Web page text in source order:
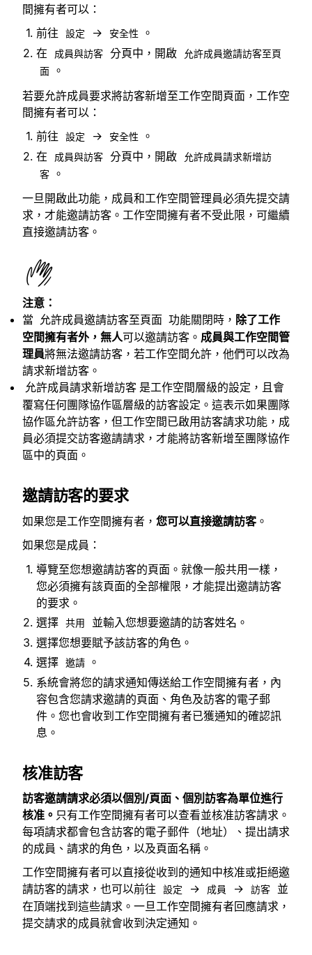
間擁有者可以：
前往
設定 → 安全性
。
在
成員與訪客 分頁中，開啟
允許成員邀請訪客至頁
面 。
若要允許成員要求將訪客新增至工作空間頁面，工作空
間擁有者可以：
前往
設定 → 安全性
。
在
成員與訪客 分頁中，開啟
允許成員請求新增訪
客 。
一旦開啟此功能，成員和工作空間管理員必須先提交請
求，才能邀請訪客。工作空間擁有者不受此限，可繼續
直接邀請訪客。
注意：
當
允許成員邀請訪客至頁面 功能關閉時， 除了工作
空間擁有者外，無人可以邀請訪客。 成員與工作空間管
理員將無法邀請訪客，若工作空間允許，他們可以改為
請求新增訪客。
允許成員請求新增訪客 是工作空間層級的設定，且會
覆寫任何團隊協作區層級的訪客設定。這表示如果團隊
協作區允許訪客，但工作空間已啟用訪客請求功能，成
員必須提交訪客邀請請求，才能將訪客新增至團隊協作
區中的頁面。
邀請訪客的要求
如果您是工作空間擁有者， 您可以直接邀請訪客。
如果您是成員：
導覽至您想邀請訪客的頁面。就像一般共用一樣，
您必須擁有該頁面的全部權限，才能提出邀請訪客
的要求。
選擇 共用
並輸入您想要邀請的訪客姓名。
選擇您想要賦予該訪客的角色。
選擇 邀請 。
系統會將您的請求通知傳送給工作空間擁有者，內
容包含您請求邀請的頁面、角色及訪客的電子郵
件。您也會收到工作空間擁有者已獲通知的確認訊
息。
核准訪客
訪客邀請請求必須以個別/頁面、個別訪客為單位進行
核准。 只有工作空間擁有者可以查看並核准訪客請求。
每項請求都會包含訪客的電子郵件（地址）、提出請求
的成員、請求的角色，以及頁面名稱。
工作空間擁有者可以直接從收到的通知中核准或拒絕邀
請訪客的請求，也可以前往
設定 → 成員 → 訪客
並
在頂端找到這些請求。一旦工作空間擁有者回應請求，
提交請求的成員就會收到決定通知。